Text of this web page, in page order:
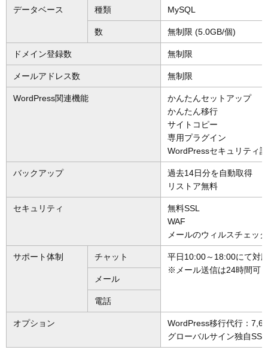
データベース 種類 MySQL
数 無制限 (5.0GB/個)
ドメイン登録数 無制限
メールアドレス数 無制限
WordPress関連機能
かんたんセットアップ
かんたん移行
サイトコピー
専用プラグイン
WordPressセキュリティ
バックアップ
過去14日分を自動取得
リストア無料
セキュリティ
無料SSL
WAF
メールのウィルスチェッ
サポート体制 チャット
平日10:00～18:00にて対
※メール送信は24時間可
メール
電話
オプション
WordPress移行代行：
グローバルサイン独自